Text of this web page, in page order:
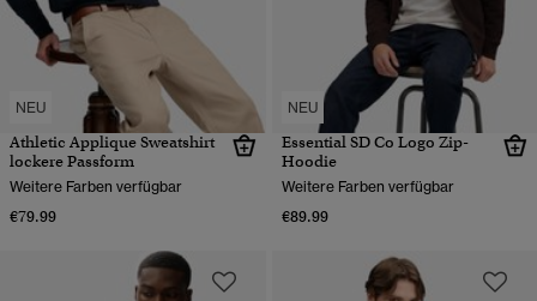
NEU
Athletic Applique Sweatshirt
lockere Passform
Weitere Farben verfügbar
€79.99
NEU
Essential SD Co Logo Zip-
Hoodie
Weitere Farben verfügbar
€89.99